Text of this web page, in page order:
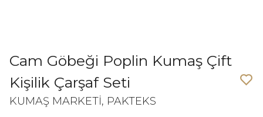
Cam Göbeği Poplin Kumaş Çift
Kişilik Çarşaf Seti
KUMAŞ MARKETİ, PAKTEKS